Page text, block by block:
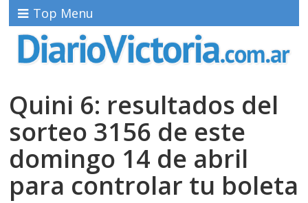
Top Menu
Quini 6: resultados del
sorteo 3156 de este
domingo 14 de abril
para controlar tu boleta